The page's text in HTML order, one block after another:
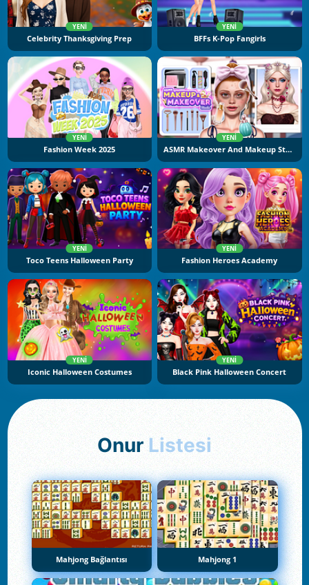
YENI
Celebrity Thanksgiving Prep
YENI
BFFs K-Pop Fangirls
YENI
Fashion Week 2025
YENI
ASMR Makeover And Makeup Studio
YENI
Toco Teens Halloween Party
YENI
Fashion Heroes Academy
YENI
Iconic Halloween Costumes
YENI
Black Pink Halloween Concert
Onur Listesi
Mahjong Bağlantısı Mahjong 1